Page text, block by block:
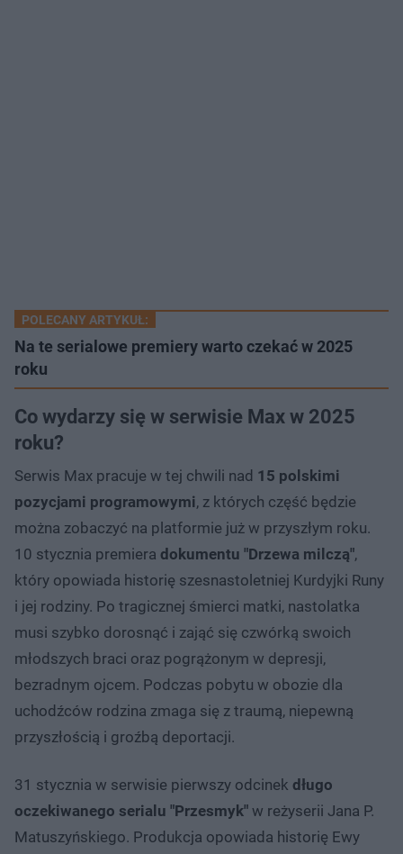
POLECANY ARTYKUŁ:
Na te serialowe premiery warto czekać w 2025
roku
Co wydarzy się w serwisie Max w 2025
roku?
Serwis Max pracuje w tej chwili nad 15 polskimi
pozycjami programowymi, z których część będzie
można zobaczyć na platformie już w przyszłym roku.
10 stycznia premiera dokumentu "Drzewa milczą",
który opowiada historię szesnastoletniej Kurdyjki Runy
i jej rodziny. Po tragicznej śmierci matki, nastolatka
musi szybko dorosnąć i zająć się czwórką swoich
młodszych braci oraz pogrążonym w depresji,
bezradnym ojcem. Podczas pobytu w obozie dla
uchodźców rodzina zmaga się z traumą, niepewną
przyszłością i groźbą deportacji.
31 stycznia w serwisie pierwszy odcinek długo
oczekiwanego serialu "Przesmyk" w reżyserii Jana P.
Matuszyńskiego. Produkcja opowiada historię Ewy